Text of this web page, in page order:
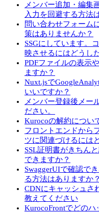
メンバー追加・編集
入力を回避する方法
問い合わせフォーム
策はありませんか？
SSGにしています。
映させるにはどうし
PDFファイルの表示
ますか？
Nuxt.jsで
いいですか？
メンバー登録後メー
ださい。
Kurocoの解約につい
フロントエンドから
ツに関連づけるには
SSL証明書がきちん
できますか？
SwaggerUIで確認で
る方法はありますか？
CDNにキャッシュさ
教えてください
KurocoFrontでどの